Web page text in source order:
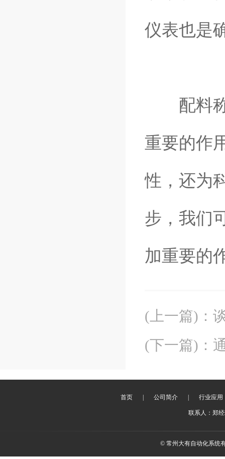
仪表也是
配料称
重要的作
性，还为
步，我们
加重要的
(上一篇) ：
(下一篇) ：
首页 公司简介 行业应用
联系人：郑
© 常州大有自动化系统